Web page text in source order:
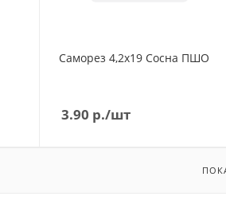
Саморез 4,2х19 Сосна ПШО
3.90 р./шт